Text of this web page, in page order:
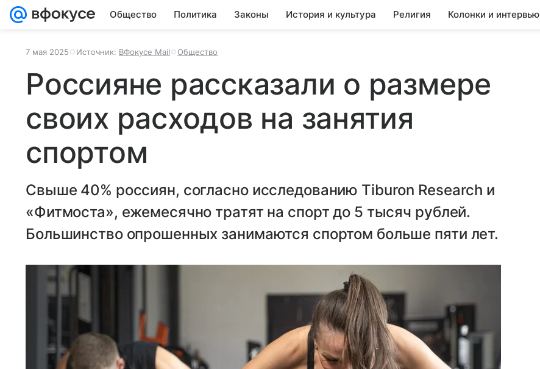
Общество Политика Законы История и культура Религия Колонки и интервью
7 мая 2025 Источник: ВФокусе Mail Общество
Россияне рассказали о размере
своих расходов на занятия
спортом
Свыше 40% россиян, согласно исследованию Tiburon Research и
«Фитмоста», ежемесячно тратят на спорт до 5 тысяч рублей.
Большинство опрошенных занимаются спортом больше пяти лет.